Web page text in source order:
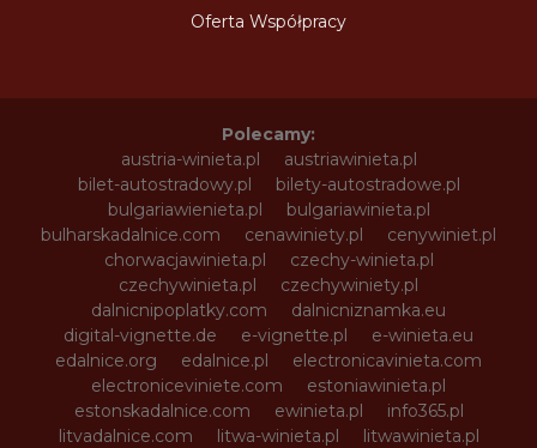
Oferta Współpracy
Polecamy:
austria-winieta.pl
austriawinieta.pl
bilet-autostradowy.pl
bilety-autostradowe.pl
bulgariawienieta.pl
bulgariawinieta.pl
bulharskadalnice.com
cenawiniety.pl
cenywiniet.pl
chorwacjawinieta.pl
czechy-winieta.pl
czechywinieta.pl
czechywiniety.pl
dalnicnipoplatky.com
dalnicniznamka.eu
digital-vignette.de
e-vignette.pl
e-winieta.eu
edalnice.org
edalnice.pl
electronicavinieta.com
electroniceviniete.com
estoniawinieta.pl
estonskadalnice.com
ewinieta.pl
info365.pl
litvadalnice.com
litwa-winieta.pl
litwawinieta.pl